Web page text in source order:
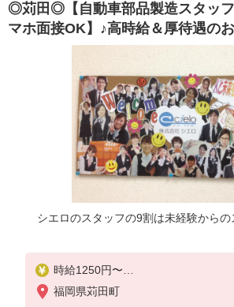
◎苅田◎【自動車部品製造スタッ
マホ面接OK】♪高時給＆厚待遇の
シエロのスタッフの9割は未経験からの
時給1250円〜
※残業など含めた想定月収330000円
※残業代支給
福岡県苅田町